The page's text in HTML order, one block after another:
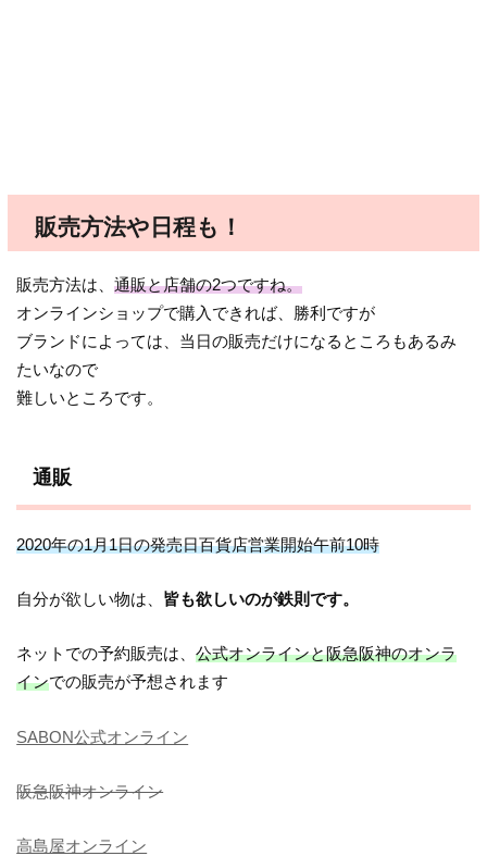
販売方法や日程も！
販売方法は、通販と店舗の2つですね。
オンラインショップで購入できれば、勝利ですが
ブランドによっては、当日の販売だけになるところもあるみ
たいなので
難しいところです。
通販
2020年の1月1日の発売日百貨店営業開始午前10時
自分が欲しい物は、 皆も欲しいのが鉄則です。
ネットでの予約販売は、公式オンラインと阪急阪神のオンラ
インでの販売が予想されます
SABON公式オンライン
阪急阪神オンライン
高島屋オンライン